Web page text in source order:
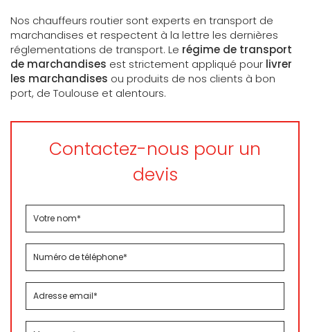
Nos chauffeurs routier sont experts en transport de
marchandises et respectent à la lettre les dernières
réglementations de transport. Le régime de transport
de marchandises est strictement appliqué pour livrer
les marchandises ou produits de nos clients à bon
port, de Toulouse et alentours.
Contactez-nous pour un
devis